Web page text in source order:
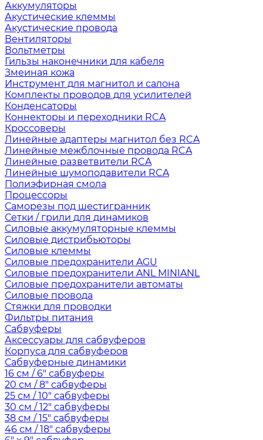
Аккумуляторы
Акустические клеммы
Акустические провода
Вентиляторы
Вольтметры
Гильзы наконечники для кабеля
Змеиная кожа
Инструмент для магнитол и салона
Комплекты проводов для усилителей
Конденсаторы
Коннекторы и переходники RCA
Кроссоверы
Линейные адаптеры магнитол без RCA
Линейные межблочные провода RCA
Линейные разветвители RCA
Линейные шумоподавители RCA
Полиэфирная смола
Процессоры
Саморезы под шестигранник
Сетки / грили для динамиков
Силовые аккумуляторные клеммы
Силовые дистрибьюторы
Силовые клеммы
Силовые предохранители AGU
Силовые предохранители ANL MINIANL
Силовые предохранители автоматы
Силовые провода
Стяжки для проводки
Фильтры питания
Сабвуферы
Аксессуары для сабвуферов
Корпуса для сабвуферов
Сабвуферные динамики
16 см / 6" сабвуферы
20 см / 8" сабвуферы
25 см / 10" сабвуферы
30 см / 12" сабвуферы
38 см / 15" сабвуферы
46 см / 18" сабвуферы